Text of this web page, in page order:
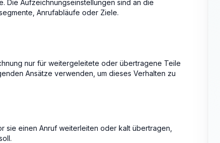
Die Aufzeichnungseinstellungen sind an die
Anrufabläufe oder Ziele.
nur für weitergeleitete oder übertragene Teile
Ansätze verwenden, um dieses Verhalten zu
sie einen Anruf weiterleiten oder kalt übertragen,